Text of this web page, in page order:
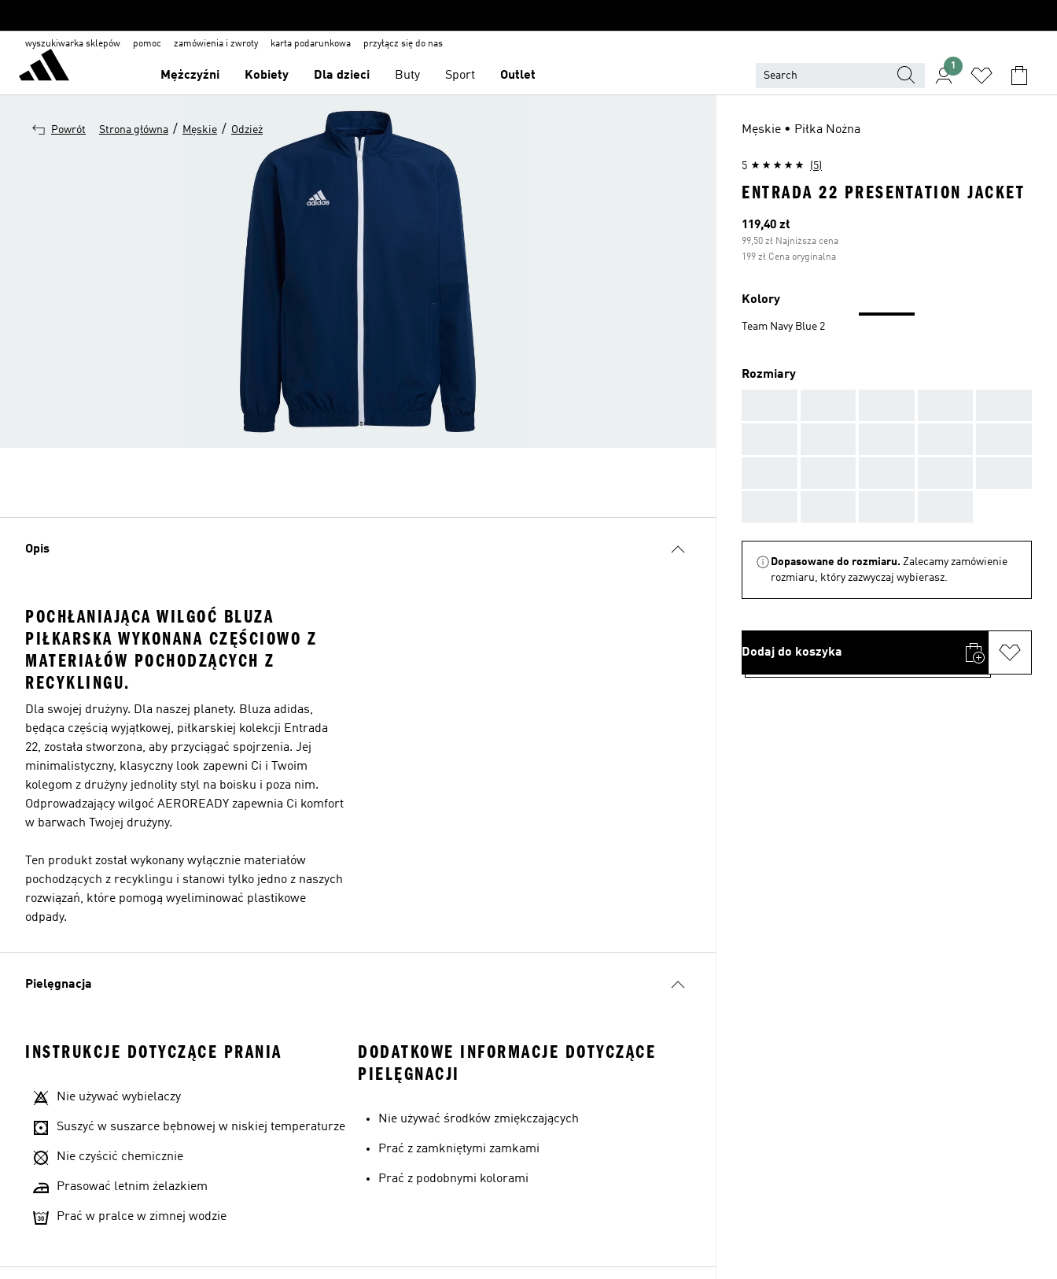
wyszukiwarka sklepów pomoc zamówienia i zwroty karta podarunkowa przyłącz się do nas
Mężczyźni Kobiety Dla dzieci Buty Sport Outlet
1
Powrót Strona główna / Męskie / Odzież
Opis
POCHŁANIAJĄCA WILGOĆ BLUZA
PIŁKARSKA WYKONANA CZĘŚCIOWO Z
MATERIAŁÓW POCHODZĄCYCH Z
RECYKLINGU.
Dla swojej drużyny. Dla naszej planety. Bluza adidas,
będąca częścią wyjątkowej, piłkarskiej kolekcji Entrada
22, została stworzona, aby przyciągać spojrzenia. Jej
minimalistyczny, klasyczny look zapewni Ci i Twoim
kolegom z drużyny jednolity styl na boisku i poza nim.
Odprowadzający wilgoć AEROREADY zapewnia Ci komfort
w barwach Twojej drużyny.
Ten produkt został wykonany wyłącznie materiałów
pochodzących z recyklingu i stanowi tylko jedno z naszych
rozwiązań, które pomogą wyeliminować plastikowe
odpady.
Pielęgnacja
INSTRUKCJE DOTYCZĄCE PRANIA
Nie używać wybielaczy
Suszyć w suszarce bębnowej w niskiej temperaturze
Nie czyścić chemicznie
Prasować letnim żelazkiem
Prać w pralce w zimnej wodzie
DODATKOWE INFORMACJE DOTYCZĄCE
PIELĘGNACJI
Nie używać środków zmiękczających
Prać z zamkniętymi zamkami
Prać z podobnymi kolorami
Męskie • Piłka Nożna
5 (5)
ENTRADA 22 PRESENTATION JACKET
Bieżąca cena
119,40 zł
99,50 zł Najniższa cena
199 zł Cena oryginalna
Kolory
Team Navy Blue 2
Rozmiary
Dopasowane do rozmiaru. Zalecamy zamówienie
rozmiaru, który zazwyczaj wybierasz.
Dodaj do koszyka